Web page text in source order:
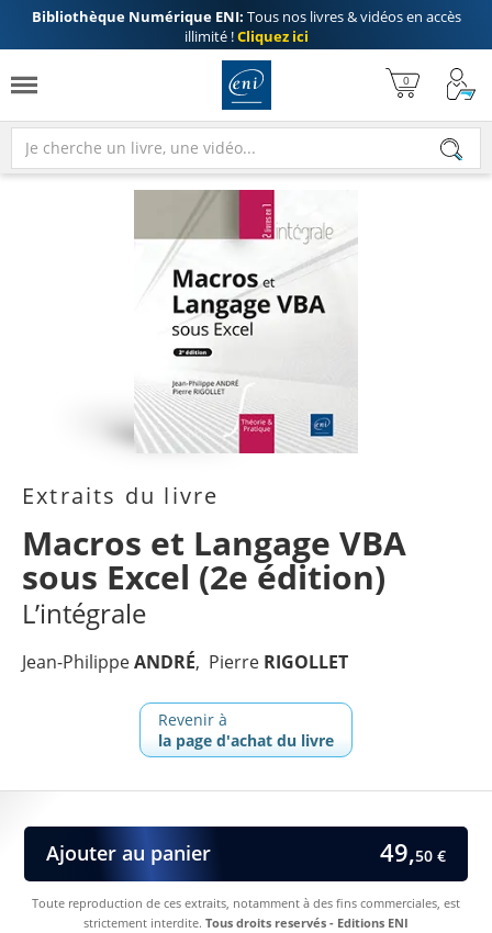
Bibliothèque Numérique ENI: Tous nos livres & vidéos en accès
illimité !Cliquez ici
Extraits du livre
Macros et Langage VBA
sous Excel (2e édition)
L’intégrale
Jean-PhilippeANDRÉ Pierre RIGOLLET
Revenir à
la page d'achat du livre
Ajouter au panier 49,50 €
Toute reproduction de ces extraits, notamment à des fins commerciales, est
strictement interdite. Tous droits reservés - Editions ENI